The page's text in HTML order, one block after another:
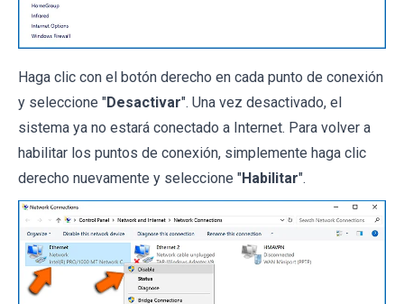
Haga clic con el botón derecho en cada punto de conexión
y seleccione "Desactivar". Una vez desactivado, el
sistema ya no estará conectado a Internet. Para volver a
habilitar los puntos de conexión, simplemente haga clic
derecho nuevamente y seleccione "Habilitar".